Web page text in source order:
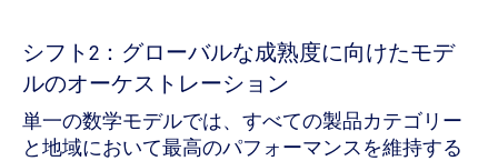
シフト2：グローバルな成熟度に向けたモデ
ルのオーケストレーション
単一の数学モデルでは、すべての製品カテゴリー
と地域において最高のパフォーマンスを維持する